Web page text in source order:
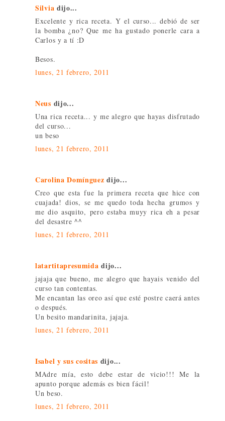
Silvia dijo...
Excelente y rica receta. Y el curso... debió de ser
la bomba ¿no? Que me ha gustado ponerle cara a
Carlos y a tí :D
Besos.
lunes, 21 febrero, 2011
Neus dijo...
Una rica receta... y me alegro que hayas disfrutado
del curso...
un beso
lunes, 21 febrero, 2011
Carolina Domínguez dijo...
Creo que esta fue la primera receta que hice con
cuajada! dios, se me quedo toda hecha grumos y
me dio asquito, pero estaba muyy rica eh a pesar
del desastre ^^
lunes, 21 febrero, 2011
latartitapresumida dijo...
jajaja que bueno, me alegro que hayais venido del
curso tan contentas.
Me encantan las oreo así que esté postre caerá antes
o después.
Un besito mandarinita, jajaja.
lunes, 21 febrero, 2011
Isabel y sus cositas dijo...
MAdre mía, esto debe estar de vicio!!! Me la
apunto porque además es bien fácil!
Un beso.
lunes, 21 febrero, 2011